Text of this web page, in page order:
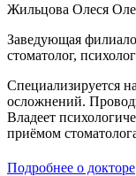
Жильцова Олеся
Заведующая
стоматолог, психолог
Специализируется
осложнений.
Владеет
приёмом
Подробнее о докторе